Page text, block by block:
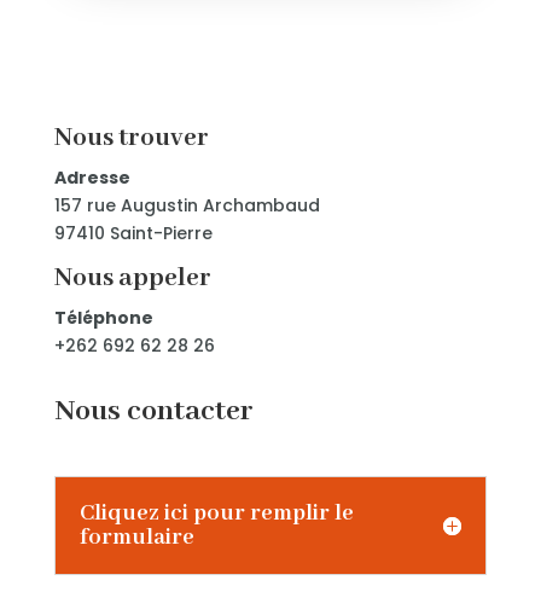
Nous trouver
Adresse
157 rue Augustin Archambaud
97410 Saint-Pierre
Nous appeler
Téléphone
+262 692 62 28 26
Nous contacter
Cliquez ici pour remplir le
formulaire